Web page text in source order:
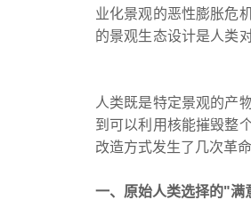
业化景观的恶性膨胀危
的景观生态设计是人类
人类既是特定景观的产
到可以利用核能摧毁整
改造方式发生了几次
一、原始人类选择的